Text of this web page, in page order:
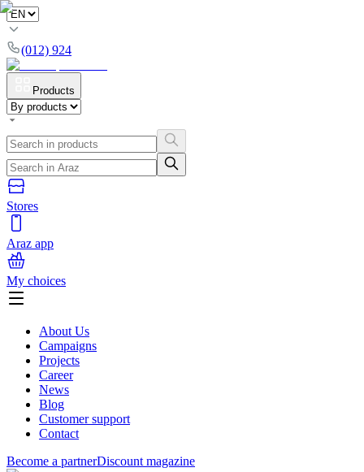
(012) 924
Products
Stores
Araz app
My choices
About Us
Campaigns
Projects
Career
News
Blog
Customer support
Contact
Become a partnerDiscount magazine